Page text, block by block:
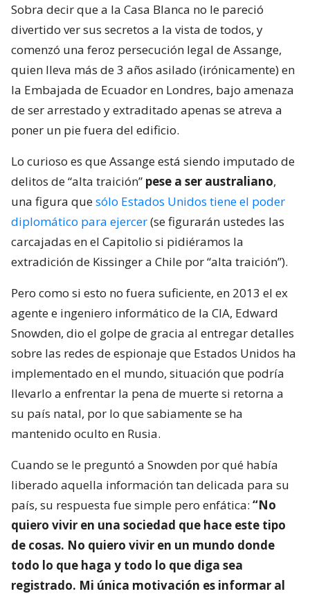
Sobra decir que a la Casa Blanca no le pareció
divertido ver sus secretos a la vista de todos, y
comenzó una feroz persecución legal de Assange,
quien lleva más de 3 años asilado (irónicamente) en
la Embajada de Ecuador en Londres, bajo amenaza
de ser arrestado y extraditado apenas se atreva a
poner un pie fuera del edificio.
Lo curioso es que Assange está siendo imputado de
delitos de “alta traición” pese a ser australiano,
una figura quesólo Estados Unidos tiene el poder
diplomático para ejercer(se figurarán ustedes las
carcajadas en el Capitolio si pidiéramos la
extradición de Kissinger a Chile por “alta traición”).
Pero como si esto no fuera suficiente, en 2013 el ex
agente e ingeniero informático de la CIA, Edward
Snowden, dio el golpe de gracia al entregar detalles
sobre las redes de espionaje que Estados Unidos ha
implementado en el mundo, situación que podría
llevarlo a enfrentar la pena de muerte si retorna a
su país natal, por lo que sabiamente se ha
mantenido oculto en Rusia.
Cuando se le preguntó a Snowden por qué había
liberado aquella información tan delicada para su
país, su respuesta fue simple pero enfática: “No
quiero vivir en una sociedad que hace este tipo
de cosas. No quiero vivir en un mundo donde
todo lo que haga y todo lo que diga sea
registrado. Mi única motivación es informar al